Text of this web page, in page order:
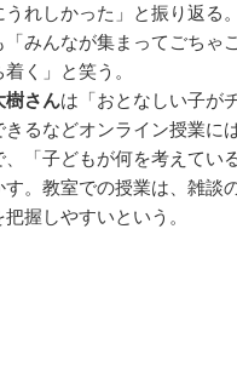
れしかった」と振り返る
「みんなが集まってごちゃ
く」と笑う。
樹さんは「おとなしい子が
るなどオンライン授業に
「子どもが何を考えてい
。教室での授業は、雑談
握しやすいという。